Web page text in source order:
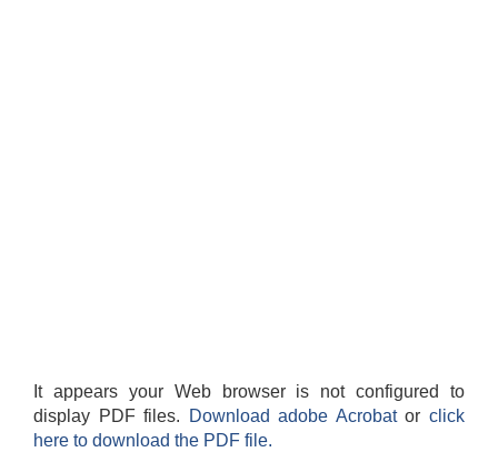
It appears your Web browser is not configured to
display PDF files.
Download adobe Acrobatorclick
here to download the PDF file.